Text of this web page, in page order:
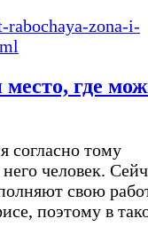
место, где
согласно тому
человек.
свою
поэтому в